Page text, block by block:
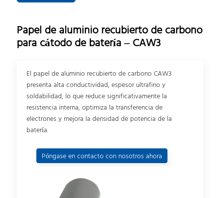
Papel de aluminio recubierto de carbono
para cátodo de batería – CAW3
El papel de aluminio recubierto de carbono CAW3
presenta alta conductividad, espesor ultrafino y
soldabilidad, lo que reduce significativamente la
resistencia interna, optimiza la transferencia de
electrones y mejora la densidad de potencia de la
batería.
Póngase en contacto con nosotros ahora